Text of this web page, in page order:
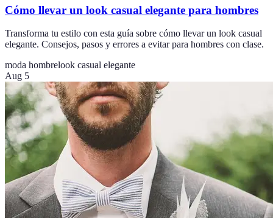
Cómo llevar un look casual elegante para hombres
Transforma tu estilo con esta guía sobre cómo llevar un look casual
elegante. Consejos, pasos y errores a evitar para hombres con clase.
moda hombrelook casual elegante
Aug 5